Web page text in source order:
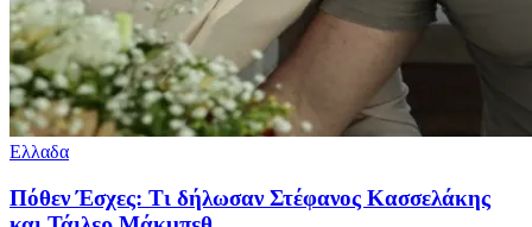
Ελλαδα
Πόθεν Έσχες: Τι δήλωσαν Στέφανος Κασσελάκης